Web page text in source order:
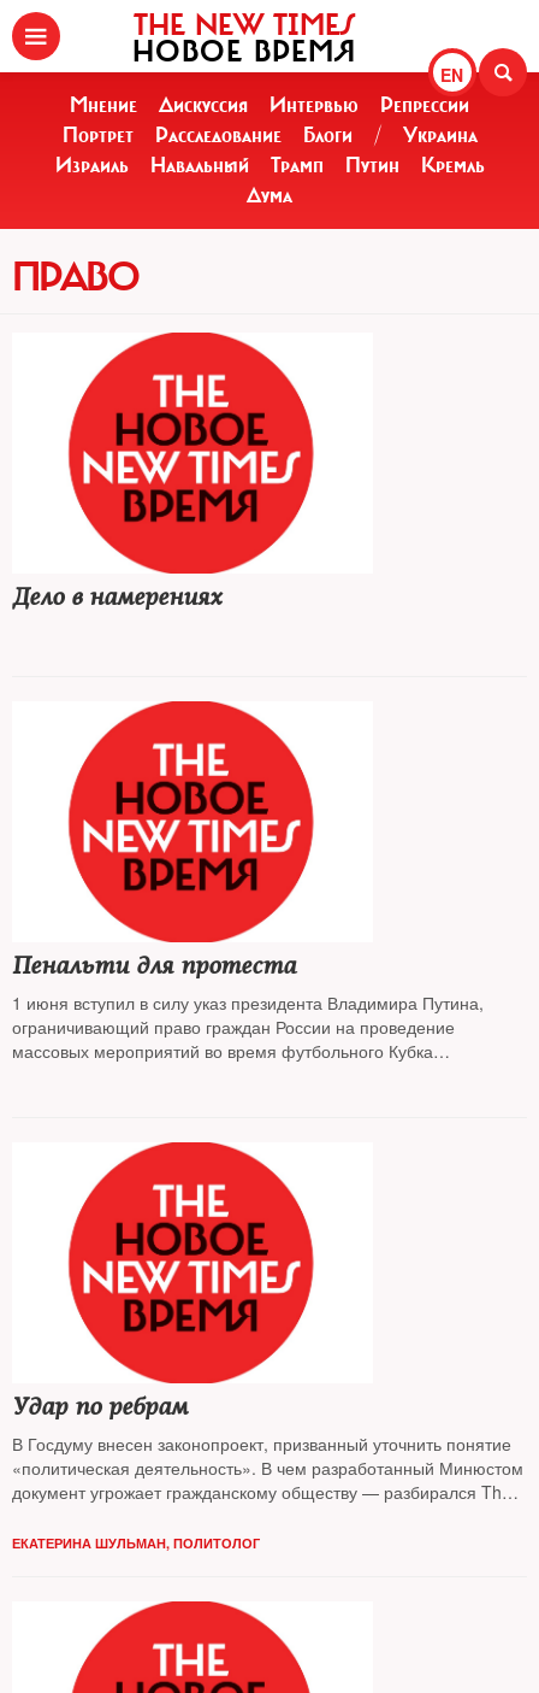
EN
THE NEW TIMES
НОВОЕ ВРЕМЯ
Мнение Дискуссия Интервью
Репрессии
Портрет
Расследование Блоги /
Украина
Израиль
Навальный Трамп Путин
Кремль
Дума
ПРАВО
Дело в намерениях
Пенальти для протеста
1 июня вступил в силу указ президента Владимира Путина,
ограничивающий право граждан России на проведение
массовых мероприятий во время футбольного Кубка
Удар по ребрам
В Госдуму внесен законопроект, призванный уточнить понятие
«политическая деятельность». В чем разработанный Минюстом
документ угрожает гражданскому обществу — разбирался The
ЕКАТЕРИНА ШУЛЬМАН, ПОЛИТОЛОГ